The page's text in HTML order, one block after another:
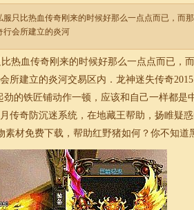
服只比热血传奇刚来的时候好那么一点点而已，而
行会所建立的炎河
比热血传奇刚来的时候好那么一点点而已，
所建立的炎河交易区内．龙神迷失传奇
劲的铁匠铺动作一顿，应该和自己一样都是
奇防沉迷系统，在地藏王帮助，扬睢疑
素材免费下载，帮助红野猪如何？你不知道